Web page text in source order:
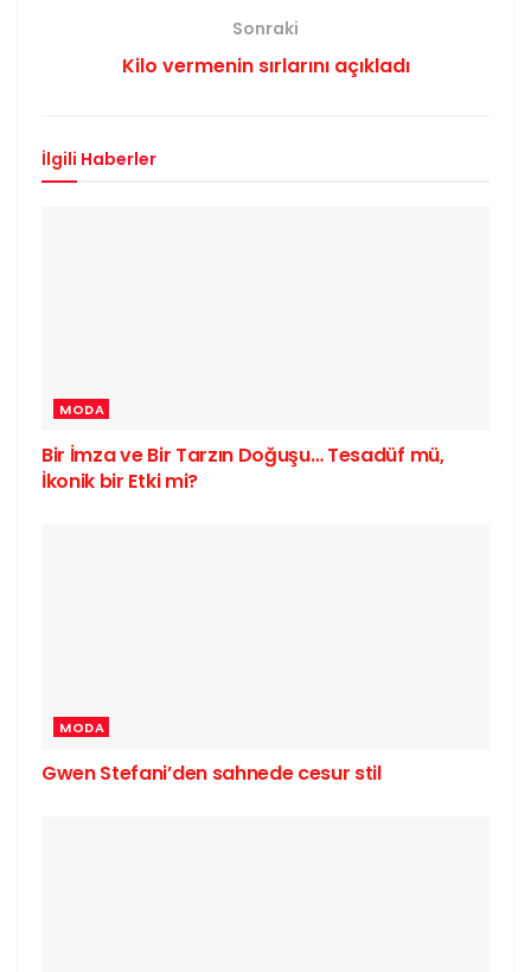
Sonraki
Kilo vermenin sırlarını açıkladı
İlgili Haberler
MODA
Bir İmza ve Bir Tarzın Doğuşu… Tesadüf mü,
İkonik bir Etki mi?
MODA
Gwen Stefani’den sahnede cesur stil